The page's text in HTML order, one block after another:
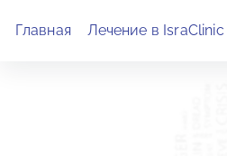
Главная Лечение в IsraClinic